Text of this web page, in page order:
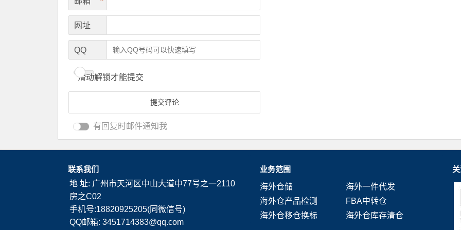
网址
QQ
滑动解锁才能提交
有回复时邮件通知我
联系我们
地 址: 广州市天河区中山大道中77号之一2110
房之C02
手机号:18820925205(同微信号)
QQ邮箱: 3451714383@qq.com
业务范围
海外仓储
海外一件代发
海外仓产品检测
FBA中转仓
海外仓移仓换标
海外仓库存清仓